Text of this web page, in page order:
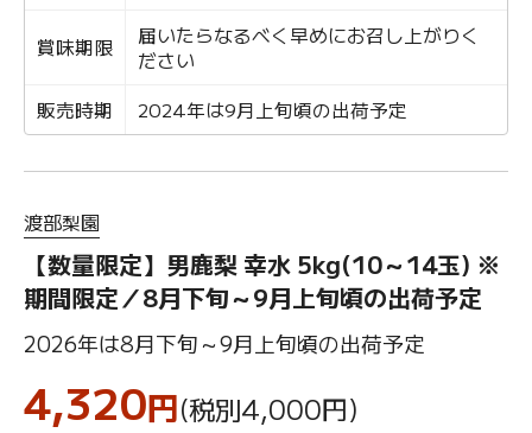
賞味期限
届いたらなるべく早めにお召し上がりく
ださい
販売時期
2024年は9月上旬頃の出荷予定
渡部梨園
【数量限定】男鹿梨 幸水 5kg(10～14玉) ※
期間限定／8月下旬～9月上旬頃の出荷予定
2026年は8月下旬～9月上旬頃の出荷予定
4,320円(税別4,000円)